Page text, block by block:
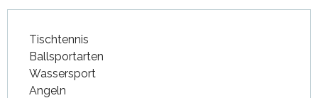
Tischtennis
Ballsportarten
Wassersport
Angeln